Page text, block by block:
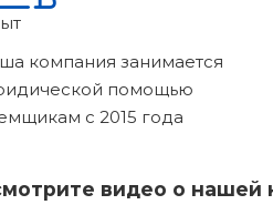
компания занимается
помощью
с 2015 года
видео о нашей